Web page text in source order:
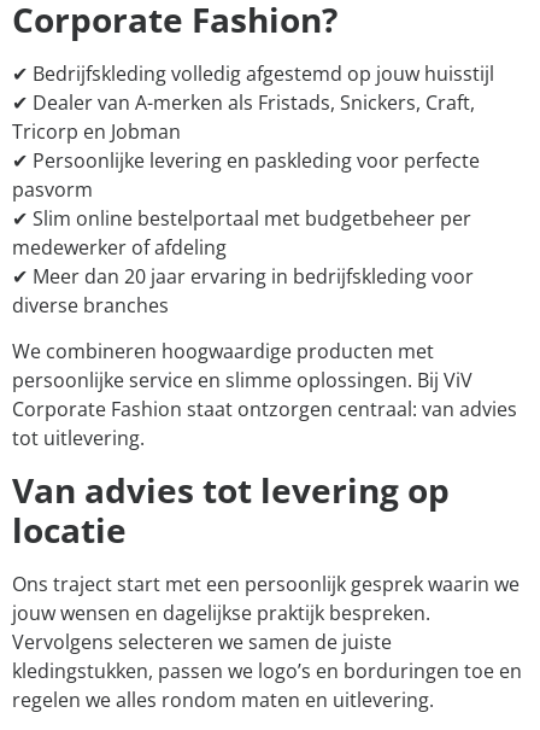
Corporate Fashion?
✔ Bedrijfskleding volledig afgestemd op jouw huisstijl
✔ Dealer van A-merken als Fristads, Snickers, Craft,
Tricorp en Jobman
✔ Persoonlijke levering en paskleding voor perfecte
pasvorm
✔ Slim online bestelportaal met budgetbeheer per
medewerker of afdeling
✔ Meer dan 20 jaar ervaring in bedrijfskleding voor
diverse branches
We combineren hoogwaardige producten met
persoonlijke service en slimme oplossingen. Bij ViV
Corporate Fashion staat ontzorgen centraal: van advies
tot uitlevering.
Van advies tot levering op
locatie
Ons traject start met een persoonlijk gesprek waarin we
jouw wensen en dagelijkse praktijk bespreken.
Vervolgens selecteren we samen de juiste
kledingstukken, passen we logo’s en borduringen toe en
regelen we alles rondom maten en uitlevering.